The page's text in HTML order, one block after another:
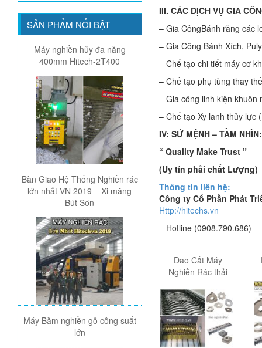
SẢN PHẨM NỔI BẬT
Máy nghiền hủy đa năng
400mm Hitech-2T400
Bàn Giao Hệ Thống Nghiền rác
lớn nhất VN 2019 – Xi măng
Bút Sơn
Máy Băm nghiền gỗ công suất
lớn
III. CÁC DỊCH VỤ GIA CÔ
– Gia CôngBánh răng các
– Gia Công Bánh Xích,
– Chế tạo chi tiết máy cơ
– Chế tạo phụ tùng thay
– Gia công linh kiện khuôn
– Chế tạo Xy lanh thủy lực
IV: SỨ MỆNH – TẦM NHÌN:
“ Quality Make Trust ”
(Uy tín phải chất Lượng)
Thông tin liên hệ:
Công ty Cổ Phần Phát Tri
Http://hitechs.vn
– Hotline
Dao Cắt Máy
Nghiền Rác thải